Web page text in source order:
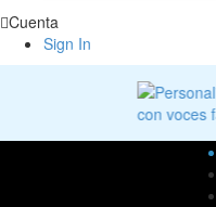
Cuenta
Sign In